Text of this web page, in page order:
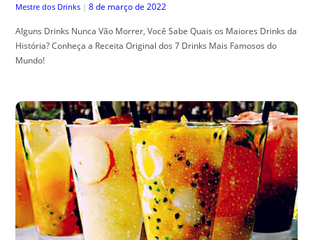
Mestre dos Drinks | 8 de março de 2022
Alguns Drinks Nunca Vão Morrer, Você Sabe Quais os Maiores Drinks da
História? Conheça a Receita Original dos 7 Drinks Mais Famosos do
Mundo!